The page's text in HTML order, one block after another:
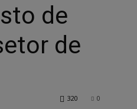
de
de
0
320